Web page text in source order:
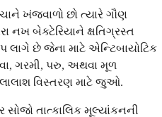
ખંજવાળો છો ત્યારે ગૌણ
નખ બેક્ટેરિયાને ક્ષતિગ્રસ્ત
લાગે છે જેના માટે એન્ટિબાયોટિક
ગરમી, પરુ, અથવા મૂળ
લાલાશ વિસ્તરણ માટે જુઓ.
તાત્કાલિક મૂલ્યાંકનની